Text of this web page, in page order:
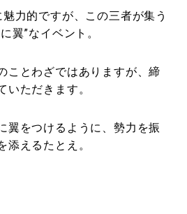
力的ですが、この三者が集う
翼”なイベント。
ことわざではありますが、締
いただきます。
翼をつけるように、勢力を振
添えるたとえ。